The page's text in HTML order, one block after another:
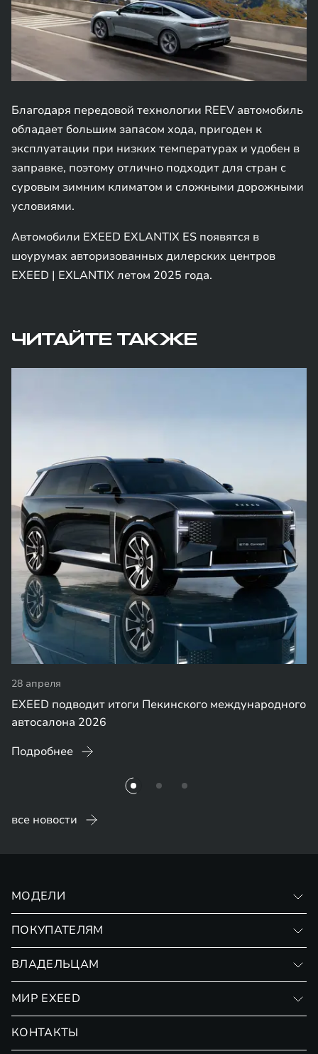
Благодаря передовой технологии REEV автомобиль
обладает большим запасом хода, пригоден к
эксплуатации при низких температурах и удобен в
заправке, поэтому отлично подходит для стран с
суровым зимним климатом и сложными дорожными
условиями.
Автомобили EXEED EXLANTIX ES появятся в
шоурумах авторизованных дилерских центров
EXEED | EXLANTIX летом 2025 года.
ЧИТАЙТЕ ТАКЖЕ
28 апреля
EXEED подводит итоги Пекинского международного
автосалона 2026
Подробнее
все новости
МОДЕЛИ
ПОКУПАТЕЛЯМ
Страхование
ВЛАДЕЛЬЦАМ
Сервис
МИР EXEED
КОНТАКТЫ